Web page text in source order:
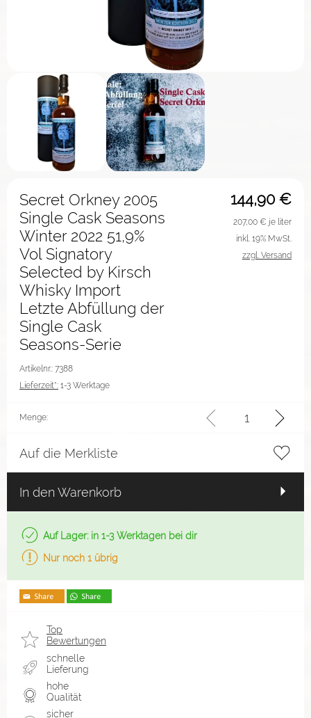
144,90 €
Secret Orkney 2005
Single Cask Seasons
Winter 2022 51,9%
Vol Signatory
Selected by Kirsch
Whisky Import
Letzte Abfüllung der
Single Cask
Seasons-Serie
Artikelnr.: 7388
Lieferzeit*: 1-3 Werktage
207,00 € je liter
inkl. 19% MwSt.
zzgl. Versand
Menge:
Auf die Merkliste
In den Warenkorb
Auf Lager: in 1-3 Werktagen bei dir
Nur noch 1 übrig
Top
Bewertungen
schnelle
Lieferung
hohe
Qualität
sicher